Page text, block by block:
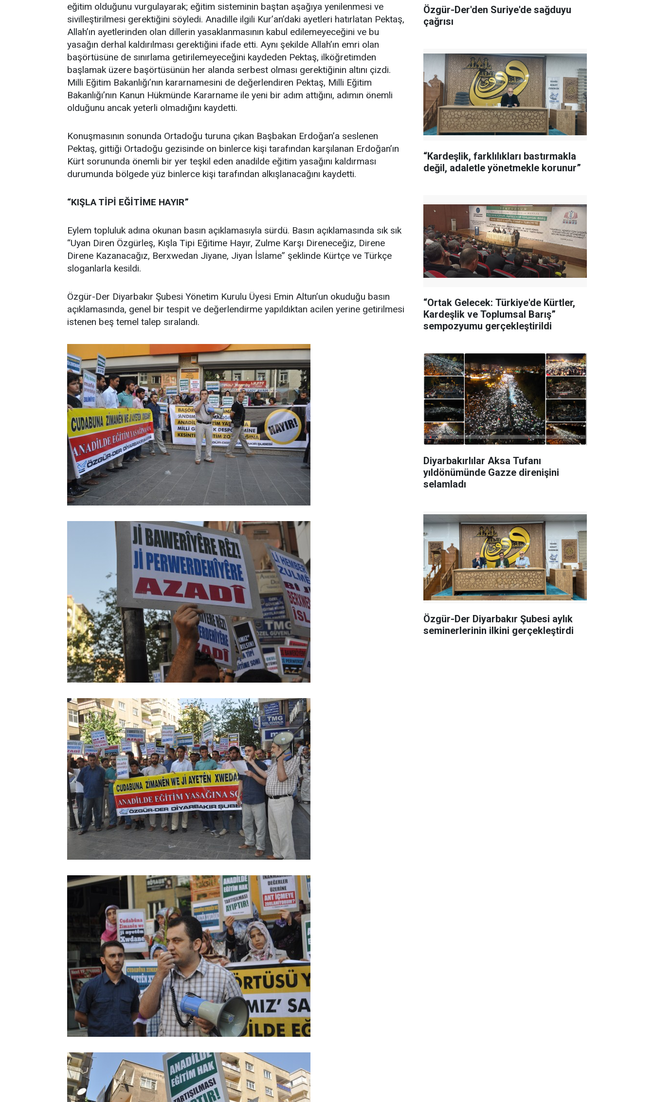
eğitim olduğunu vurgulayarak; eğitim sisteminin baştan aşağıya yenilenmesi ve
sivilleştirilmesi gerektiğini söyledi. Anadille ilgili Kur’an’daki ayetleri hatırlatan Pektaş,
Allah’ın ayetlerinden olan dillerin yasaklanmasının kabul edilemeyeceğini ve bu
yasağın derhal kaldırılması gerektiğini ifade etti. Aynı şekilde Allah’ın emri olan
başörtüsüne de sınırlama getirilemeyeceğini kaydeden Pektaş, ilköğretimden
başlamak üzere başörtüsünün her alanda serbest olması gerektiğinin altını çizdi.
Milli Eğitim Bakanlığı’nın kararnamesini de değerlendiren Pektaş, Milli Eğitim
Bakanlığı’nın Kanun Hükmünde Kararname ile yeni bir adım attığını, adımın önemli
olduğunu ancak yeterli olmadığını kaydetti.
Konuşmasının sonunda Ortadoğu turuna çıkan Başbakan Erdoğan’a seslenen
Pektaş, gittiği Ortadoğu gezisinde on binlerce kişi tarafından karşılanan Erdoğan’ın
Kürt sorununda önemli bir yer teşkil eden anadilde eğitim yasağını kaldırması
durumunda bölgede yüz binlerce kişi tarafından alkışlanacağını kaydetti.
“KIŞLA TİPİ EĞİTİME HAYIR”
Eylem topluluk adına okunan basın açıklamasıyla sürdü. Basın açıklamasında sık sık
“Uyan Diren Özgürleş, Kışla Tipi Eğitime Hayır, Zulme Karşı Direneceğiz, Direne
Direne Kazanacağız, Berxwedan Jiyane, Jiyan İslame” şeklinde Kürtçe ve Türkçe
sloganlarla kesildi.
Özgür-Der Diyarbakır Şubesi Yönetim Kurulu Üyesi Emin Altun’un okuduğu basın
açıklamasında, genel bir tespit ve değerlendirme yapıldıktan acilen yerine getirilmesi
istenen beş temel talep sıralandı.
Özgür-Der'den Suriye'de sağduyu
çağrısı
“Kardeşlik, farklılıkları bastırmakla
değil, adaletle yönetmekle korunur”
“Ortak Gelecek: Türkiye'de Kürtler,
Kardeşlik ve Toplumsal Barış”
sempozyumu gerçekleştirildi
Diyarbakırlılar Aksa Tufanı
yıldönümünde Gazze direnişini
selamladı
Özgür-Der Diyarbakır Şubesi aylık
seminerlerinin ilkini gerçekleştirdi